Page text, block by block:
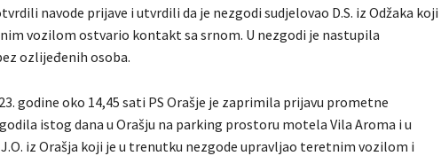
navode prijave i utvrdili da je nezgodi sudjelovao D.S. iz Odžaka koji
vozilom ostvario kontakt sa srnom. U nezgodi je nastupila
ozlijeđenih osoba.
godine oko 14,45 sati PS Orašje je zaprimila prijavu prometne
istog dana u Orašju na parking prostoru motela Vila Aroma i u
iz Orašja koji je u trenutku nezgode upravljao teretnim vozilom i